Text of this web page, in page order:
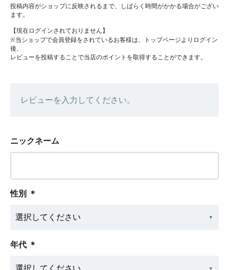
投稿内容がショップに反映されるまで、しばらく時間がかかる場合がござい
ます。
【現在ログインされておりません】
※当ショップで会員登録をされているお客様は、トップページよりログイン
後、
レビューを投稿することで当店のポイントを取得することができます。
レビューを入力してください。
ニックネーム
性別 ＊
年代 ＊